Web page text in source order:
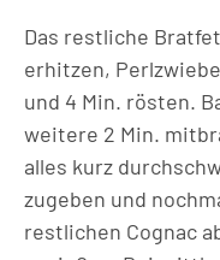
Das restliche
erhitzen,
und 4 Min. rösten.
weitere 2 Min.
alles kurz
zugeben und
restlichen Cognac